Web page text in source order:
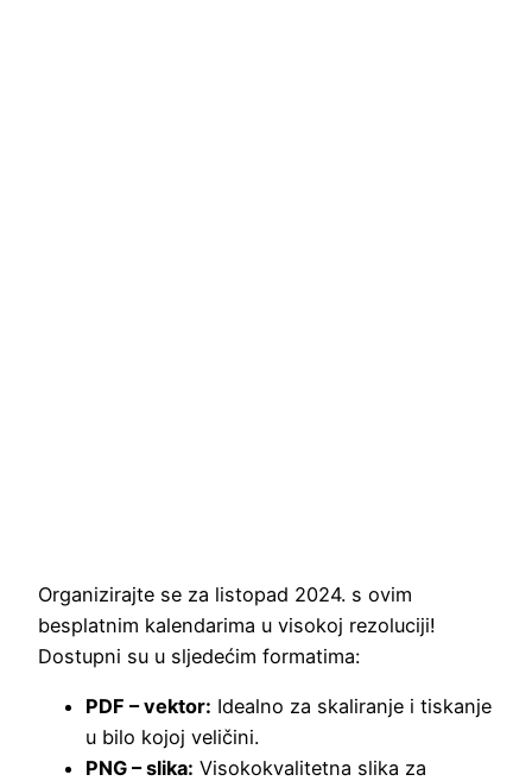
Organizirajte se za listopad 2024. s ovim
besplatnim kalendarima u visokoj rezoluciji!
Dostupni su u sljedećim formatima:
PDF – vektor: Idealno za skaliranje i tiskanje
u bilo kojoj veličini.
PNG – slika: Visokokvalitetna slika za